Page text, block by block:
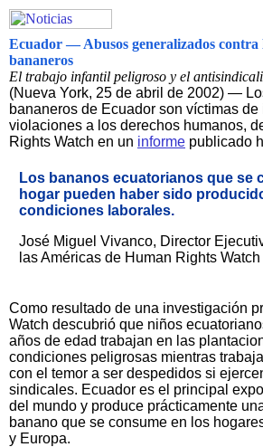
Ecuador — Abusos generalizados contra
bananeros
El trabajo infantil peligroso y el
(Nueva York, 25 de abril de 2002) —
bananeros de Ecuador son víctimas de
violaciones a los derechos humanos,
Rights Watch en un informe publicado
Los bananos ecuatorianos que se
hogar pueden haber sido
condiciones laborales.
José Miguel Vivanco, Director
las Américas de Human Rights Watch
Como resultado de una investigación
Watch descubrió que niños
años de edad trabajan en las
condiciones peligrosas mientras
con el temor a ser despedidos si
sindicales. Ecuador es el principal
del mundo y produce prácticamente
banano que se consume en los
y Europa.